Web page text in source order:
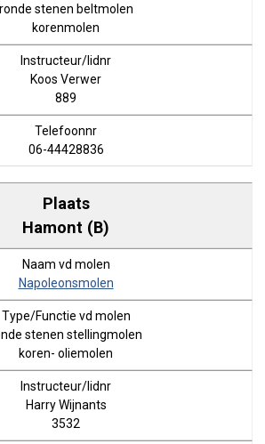
ronde stenen beltmolen
korenmolen
Koos Verwer
889
06-44428836
Hamont (B)
Napoleonsmolen
stenen stellingmolen
koren- oliemolen
Harry Wijnants
3532